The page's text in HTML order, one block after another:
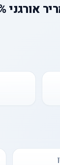
100 גר` הולי קקאו